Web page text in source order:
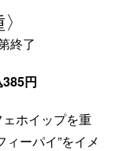
終了
円
ホイップを重
ーパイ”をイメ